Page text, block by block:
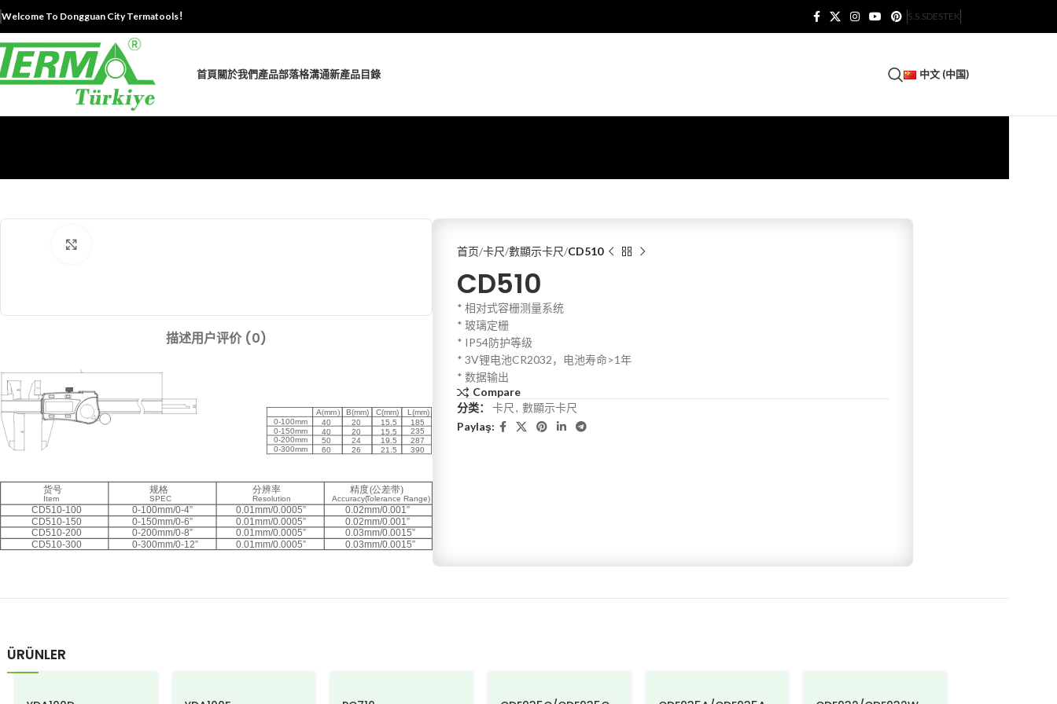
Welcome To Dongguan City Termatools！ S.S.SDESTEK
首頁關於我們產品部落格溝通新產品目錄 中文 (中国)
描述用户评价 (0)
首页 卡尺 數顯示卡尺 CD510
CD510
* 相对式容栅测量系统
* 玻璃定栅
* IP54防护等级
* 3V锂电池CR2032，电池寿命>1年
* 数据输出
Compare
分类：
卡尺 , 數顯示卡尺
Paylaş:
ÜRÜNLER